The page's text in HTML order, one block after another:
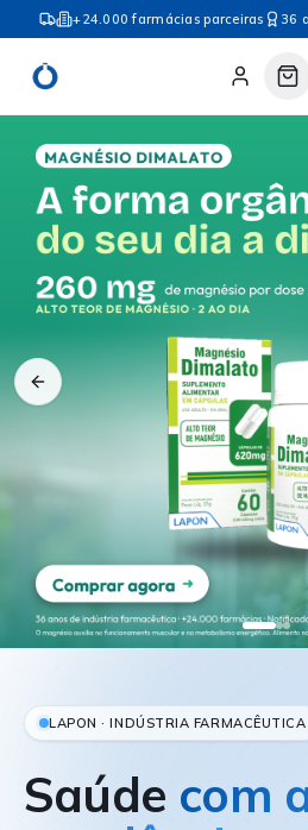
+24.000 farmácias parceiras 36
LAPON · INDÚSTRIA FARMACÊUTICA
Saúde com